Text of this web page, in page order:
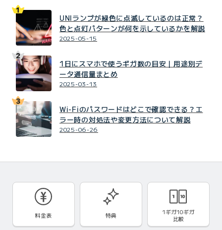
UNIランプが緑色に点滅しているのは正常？
色と点灯パターンが何を示しているかを解説
2025-05-15
1日にスマホで使うギガ数の目安｜用途別デ
ータ通信量まとめ
2025-03-13
Wi-Fiのパスワードはどこで確認できる？エ
ラー時の対処法や変更方法について解説
2025-06-26
料金表 特典
1ギガ10ギガ
比較